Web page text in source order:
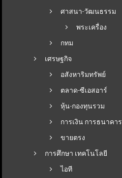
ศาสนา-วัฒนธรรม
พระเครื่อง
กทม
เศรษฐกิจ
อสังหาริมทรัพย์
ตลาด-ซีเอสอาร์
หุ้น-กองทุนรวม
การเงิน การธนาคาร
ขายตรง
การศึกษา เทคโนโลยี
ไอที